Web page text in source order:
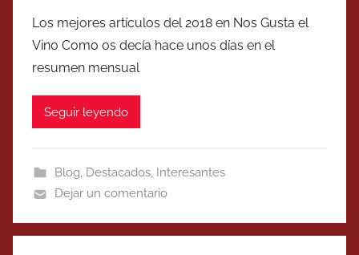
Los mejores artículos del 2018 en Nos Gusta el
Vino Como os decía hace unos días en el
resumen mensual
Seguir leyendo
Blog, Destacados, Interesantes
Dejar un comentario